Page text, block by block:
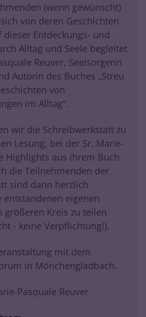
(wenn gewünscht)
von deren Geschichten
Entdeckungs- und
Alltag und Seele begleitet
Reuver, Seelsorgerin
Autorin des Buches „Streu
von
im Alltag“.
wir die Schreibwerkstatt zu
Lesung, bei der Sr. Marie-
Highlights aus ihrem Buch
die Teilnehmenden der
sind dann herzlich
entstandenen eigenen
größeren Kreis zu teilen
- keine Verpflichtung!).
mit dem
in Mönchengladbach.
Pasquale Reuver